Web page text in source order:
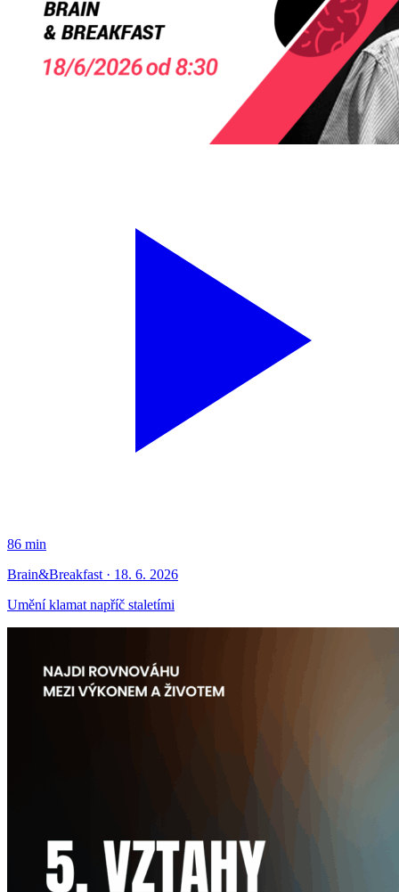
86 min
Brain&Breakfast · 18. 6. 2026
Umění klamat napříč staletími